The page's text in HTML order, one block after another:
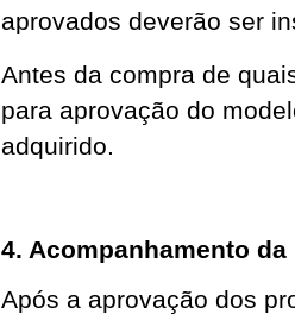
aprovados deverão ser
Antes da compra de
para aprovação do
adquirido.
4. Acompanhamento
Após a aprovação dos